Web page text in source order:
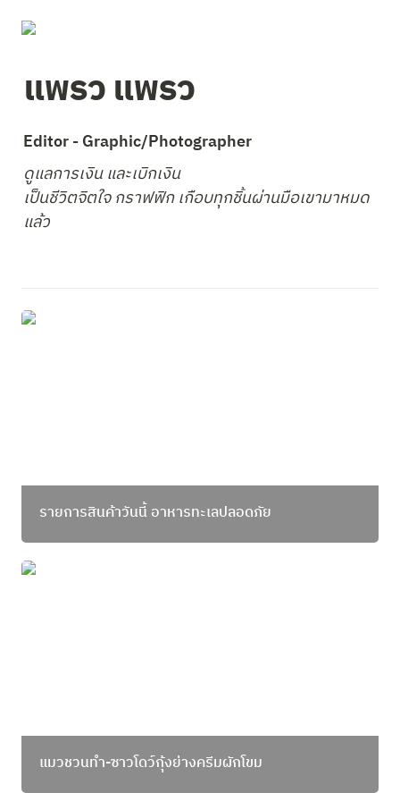
แพรว แพรว
Editor - Graphic/Photographer
ดูแลการเงิน และเบิกเงิน
เป็นชีวิตจิตใจ กราฟฟิก เกือบทุกชิ้นผ่านมือเขามาหมด
แล้ว
รายการสินค้าวันนี้ อาหารทะเลปลอดภัย
รายการสินค้าวันนี้ อาหารทะเลปลอดภัย
แมวชวนทำ-ซาวโดว์กุ้งย่างครีมผักโขม
แมวชวนทำ-ซาวโดว์กุ้งย่างครีมผักโขม